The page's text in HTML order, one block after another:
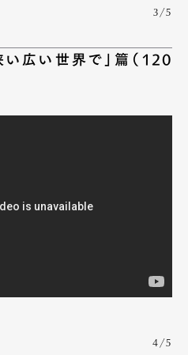
3/5
い広い世界で」篇（120
4/5